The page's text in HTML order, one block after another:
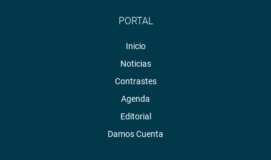
PORTAL
Inicio
Noticias
Contrastes
Agenda
Editorial
Damos Cuenta